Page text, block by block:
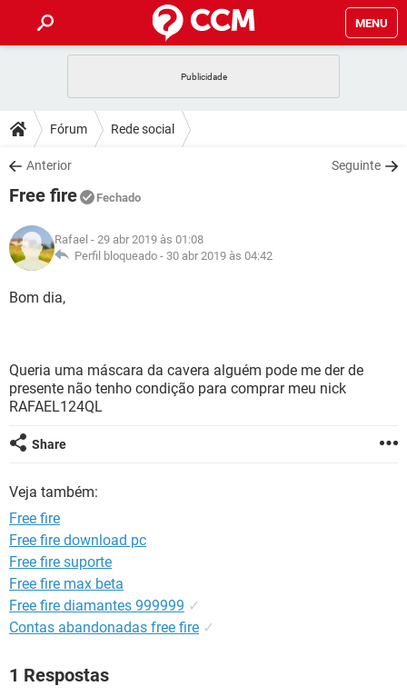
MENU
CELULAR
OUTLOOK
INSTAGRAM
GUIA DE COMPRAS
DICAS
JOGOS
INSTAGRAM
GUIA DE COMPRAS
DOWNLOADS
JOGOS
CELULAR
OUTLOOK EXCEL
INSTAGRAM
JOGOS
CELULAR
OUTLOOK
GUIA DE COMPRAS
GLOSSÁRIO
JOGOS
INSTAGRAM GMAIL
GUIA DE COMPRAS
Fórum Rede social
Anterior Seguinte
Free fire Fechado
Rafael - 29 abr 2019 às 01:08
Perfil bloqueado - 30 abr 2019 às 04:42
Bom dia,
Queria uma máscara da cavera alguém pode me der de
presente não tenho condição para comprar meu nick
RAFAEL124QL
Share
Veja também:
Free fire
Free fire download pc
Free fire suporte
Free fire max beta
Free fire diamantes 999999 ✓
Contas abandonadas free fire ✓
1 Respostas